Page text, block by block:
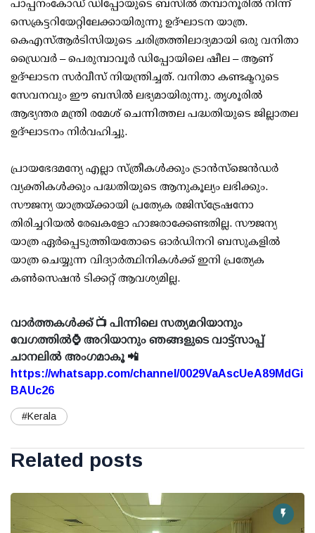
പാപ്പനംകോഡ് ഡിപ്പോയുടെ ബസിൽ തമ്പാനൂരിൽ നിന്ന്
സെക്രട്ടറിയേറ്റിലേക്കായിരുന്നു ഉദ്ഘാടന യാത്ര.
കെഎസ്ആർടിസിയുടെ ചരിത്രത്തിലാദ്യമായി ഒരു വനിതാ
ഡ്രൈവർ – പെരുമ്പാവൂർ ഡിപ്പോയിലെ ഷീല – ആണ്
ഉദ്ഘാടന സർവീസ് നിയന്ത്രിച്ചത്. വനിതാ കണ്ടക്ടറുടെ
സേവനവും ഈ ബസിൽ ലഭ്യമായിരുന്നു. തൃശൂരിൽ
ആഭ്യന്തര മന്ത്രി രമേശ് ചെന്നിത്തല പദ്ധതിയുടെ ജില്ലാതല
ഉദ്ഘാടനം നിർവഹിച്ചു.
പ്രായഭേദമന്യേ എല്ലാ സ്ത്രീകൾക്കും ട്രാൻസ്‌ജെൻഡർ
വ്യക്തികൾക്കും പദ്ധതിയുടെ ആനുകൂല്യം ലഭിക്കും.
സൗജന്യ യാത്രയ്ക്കായി പ്രത്യേക രജിസ്ട്രേഷനോ
തിരിച്ചറിയൽ രേഖകളോ ഹാജരാക്കേണ്ടതില്ല. സൗജന്യ
യാത്ര ഏർപ്പെടുത്തിയതോടെ ഓർഡിനറി ബസുകളിൽ
യാത്ര ചെയ്യുന്ന വിദ്യാർത്ഥിനികൾക്ക് ഇനി പ്രത്യേക
കൺസെഷൻ ടിക്കറ്റ് ആവശ്യമില്ല.
വാർത്തകൾക്ക് 📺 പിന്നിലെ സത്യമറിയാനും
വേഗത്തിൽ⌚ അറിയാനും ഞങ്ങളുടെ വാട്ട്സാപ്പ്
ചാനലിൽ അംഗമാകൂ 📲
https://whatsapp.com/channel/0029VaAscUeA89MdGi
BAUc26
#Kerala
Related posts